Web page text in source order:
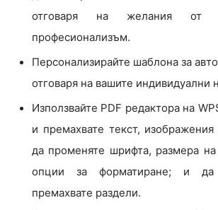
отговаря на желания
професионализъм.
Персонализирайте шаблона за
отговаря на вашите индивидуални
Използвайте PDF редактора на
и премахвате текст,
да променяте шрифта, размера
опции за форматиране; и да
премахвате раздели.